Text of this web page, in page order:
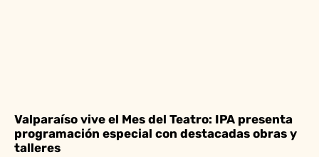
Valparaíso vive el Mes del Teatro: IPA presenta
programación especial con destacadas obras y
talleres